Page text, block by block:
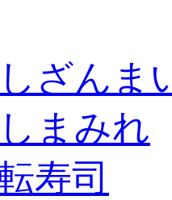
ざんま
まみれ
寿司